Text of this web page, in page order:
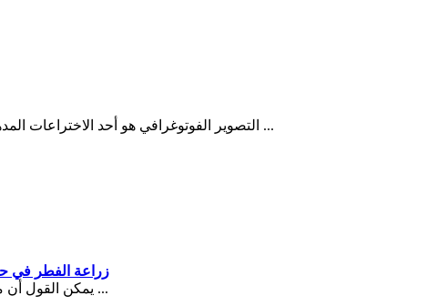
التصوير الفوتوغرافي هو أحد الاختراعات المدهشة التي سمحت بالتقاط اللحظات الأكثر إثارة ...
زراعة الفطر في
يمكن القول أن ممثلي البطل - أحد أكثر الأطعمة الصالحة للأكل ...